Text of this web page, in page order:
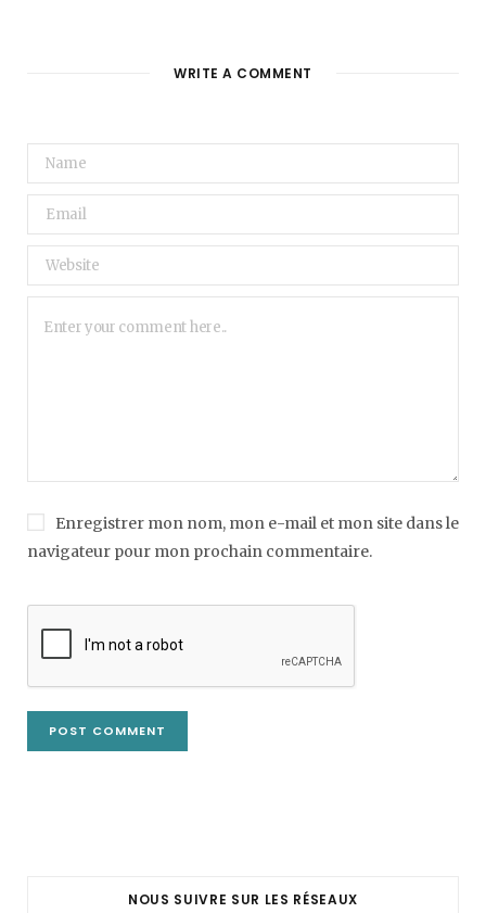
WRITE A COMMENT
Enregistrer mon nom, mon e-mail et mon site dans le
navigateur pour mon prochain commentaire.
NOUS SUIVRE SUR LES RÉSEAUX